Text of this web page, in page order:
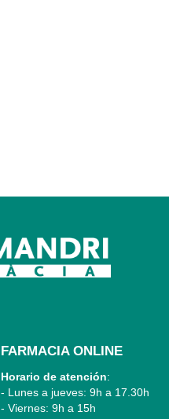
FARMACIA ONLINE
Horario de atención:
- Lunes a jueves: 9h a 17.30h
- Viernes: 9h a 15h